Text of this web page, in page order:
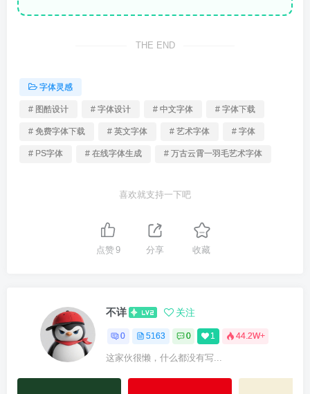
THE END
字体灵感
# 图酷设计 # 字体设计 # 中文字体 # 字体下载
# 免费字体下载 # 英文字体 # 艺术字体 # 字体
# PS字体 # 在线字体生成 # 万古云霄一羽毛艺术字体
喜欢就支持一下吧
点赞9 分享 收藏
不详 关注
0 5163 0 1 44.2W+
这家伙很懒，什么都没有写...